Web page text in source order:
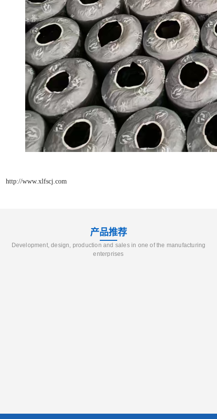
http://www.xlfscj.com
产品推荐
Development, design, production and sales in one of the manufacturing
enterprises